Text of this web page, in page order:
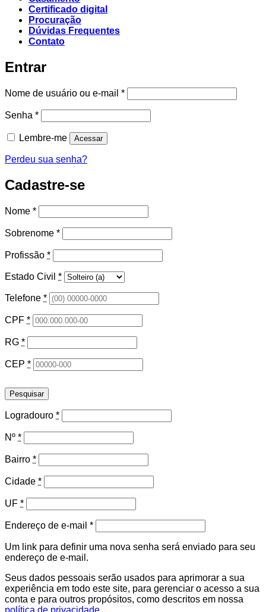
Certificado digital
Procuração
Dúvidas Frequentes
Contato
Entrar
Nome de usuário ou e-mail *Obrigatório
Senha *Obrigatório
Lembre-me Acessar
Perdeu sua senha?
Cadastre-se
Nome *
Sobrenome *
Profissão *
Estado Civil *
Telefone *
CPF *
RG *
CEP *
Pesquisar
Logradouro *
Nº *
Bairro *
Cidade *
UF *
Endereço de e-mail *Obrigatório
Um link para definir uma nova senha será enviado para seu
endereço de e-mail.
Seus dados pessoais serão usados para aprimorar a sua
experiência em todo este site, para gerenciar o acesso a sua
conta e para outros propósitos, como descritos em nossa
política de privacidade